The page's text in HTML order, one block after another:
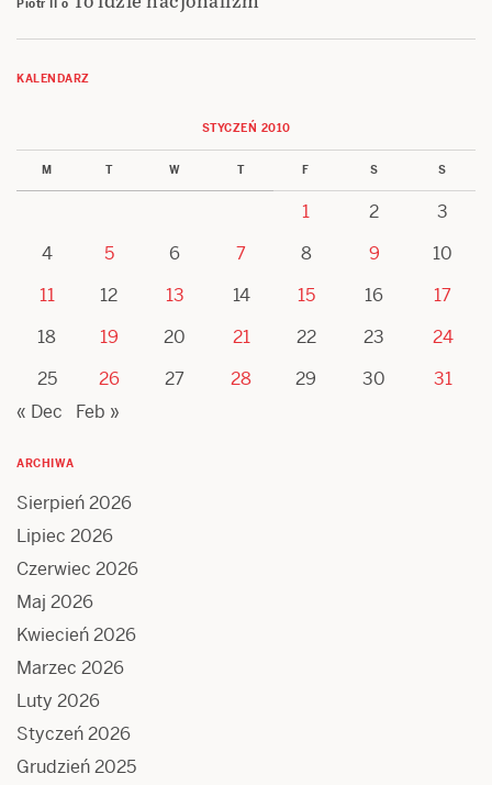
Piotr II o
KALENDARZ
STYCZEŃ 2010
M T W T F S S
1 2
3
4
5 6 7 8 9
10
11
12 13 14 15 16
17
18
19 20 21 22 23
24
25
26 27 28 29 30
31
« Dec
Feb »
ARCHIWA
Sierpień 2026
Lipiec 2026
Czerwiec 2026
Maj 2026
Kwiecień 2026
Marzec 2026
Luty 2026
Styczeń 2026
Grudzień 2025